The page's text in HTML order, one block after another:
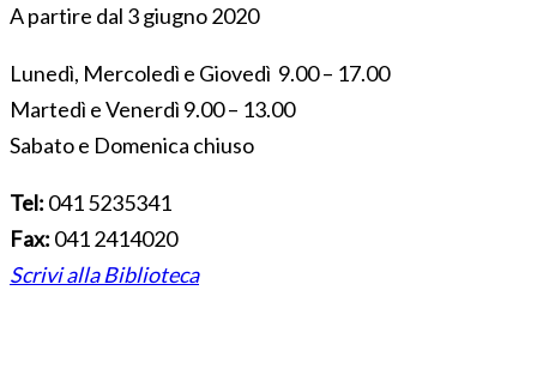
A partire dal 3 giugno 2020
Lunedì, Mercoledì e Giovedì 9.00 – 17.00
Martedì e Venerdì 9.00 – 13.00
Sabato e Domenica chiuso
Tel: 041 5235341
Fax: 041 2414020
Scrivi alla Biblioteca